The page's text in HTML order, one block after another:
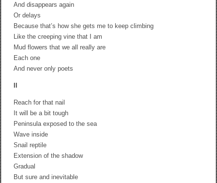
And disappears again
Or delays
Because that’s how she gets me to keep climbing
Like the creeping vine that I am
Mud flowers that we all really are
Each one
And never only poets
II
Reach for that nail
It will be a bit tough
Peninsula exposed to the sea
Wave inside
Snail reptile
Extension of the shadow
Gradual
But sure and inevitable